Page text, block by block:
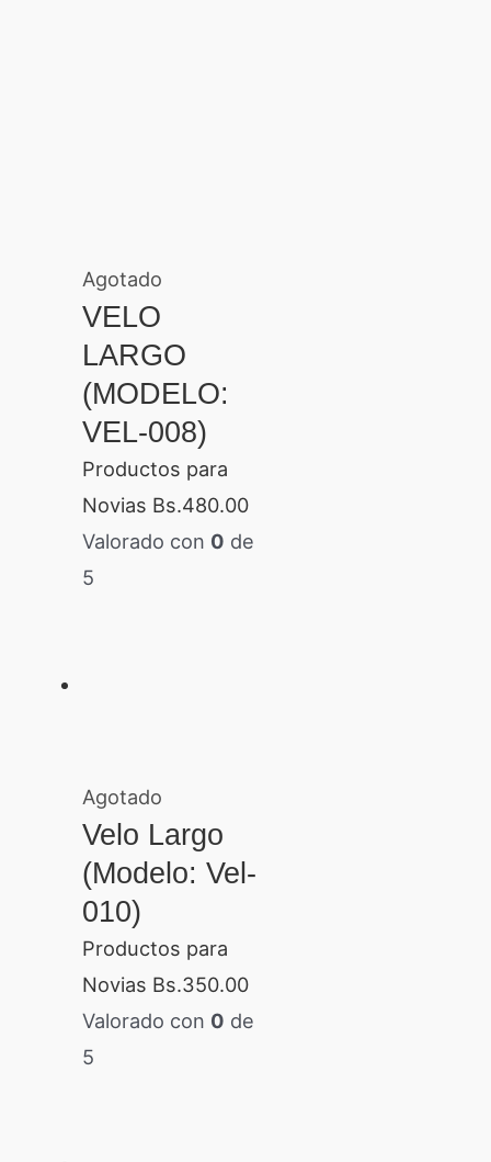
Agotado
VELO
LARGO
(MODELO:
VEL-008)
Productos para
Novias Bs.480.00
Valorado con 0 de
5
Agotado
Velo Largo
(Modelo: Vel-
010)
Productos para
Novias Bs.350.00
Valorado con 0 de
5